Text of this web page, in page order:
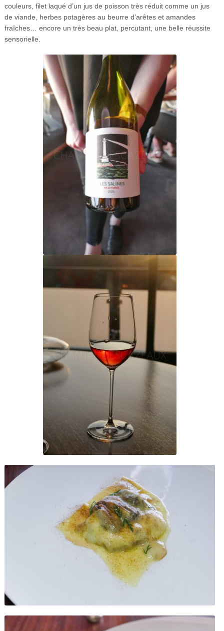
couleurs, filet laqué d’un jus de poisson très réduit comme un jus
de viande, herbes potagères au beurre d’arêtes et amandes
fraîches… encore un très beau plat, percutant, une belle réussite
sensorielle.